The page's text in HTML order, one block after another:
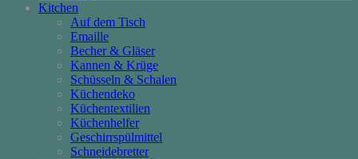
Kitchen
Auf dem Tisch
Emaille
Becher & Gläser
Kannen & Krüge
Schüsseln & Schalen
Küchendeko
Küchentextilien
Küchenhelfer
Geschirrspülmittel
Schneidebretter